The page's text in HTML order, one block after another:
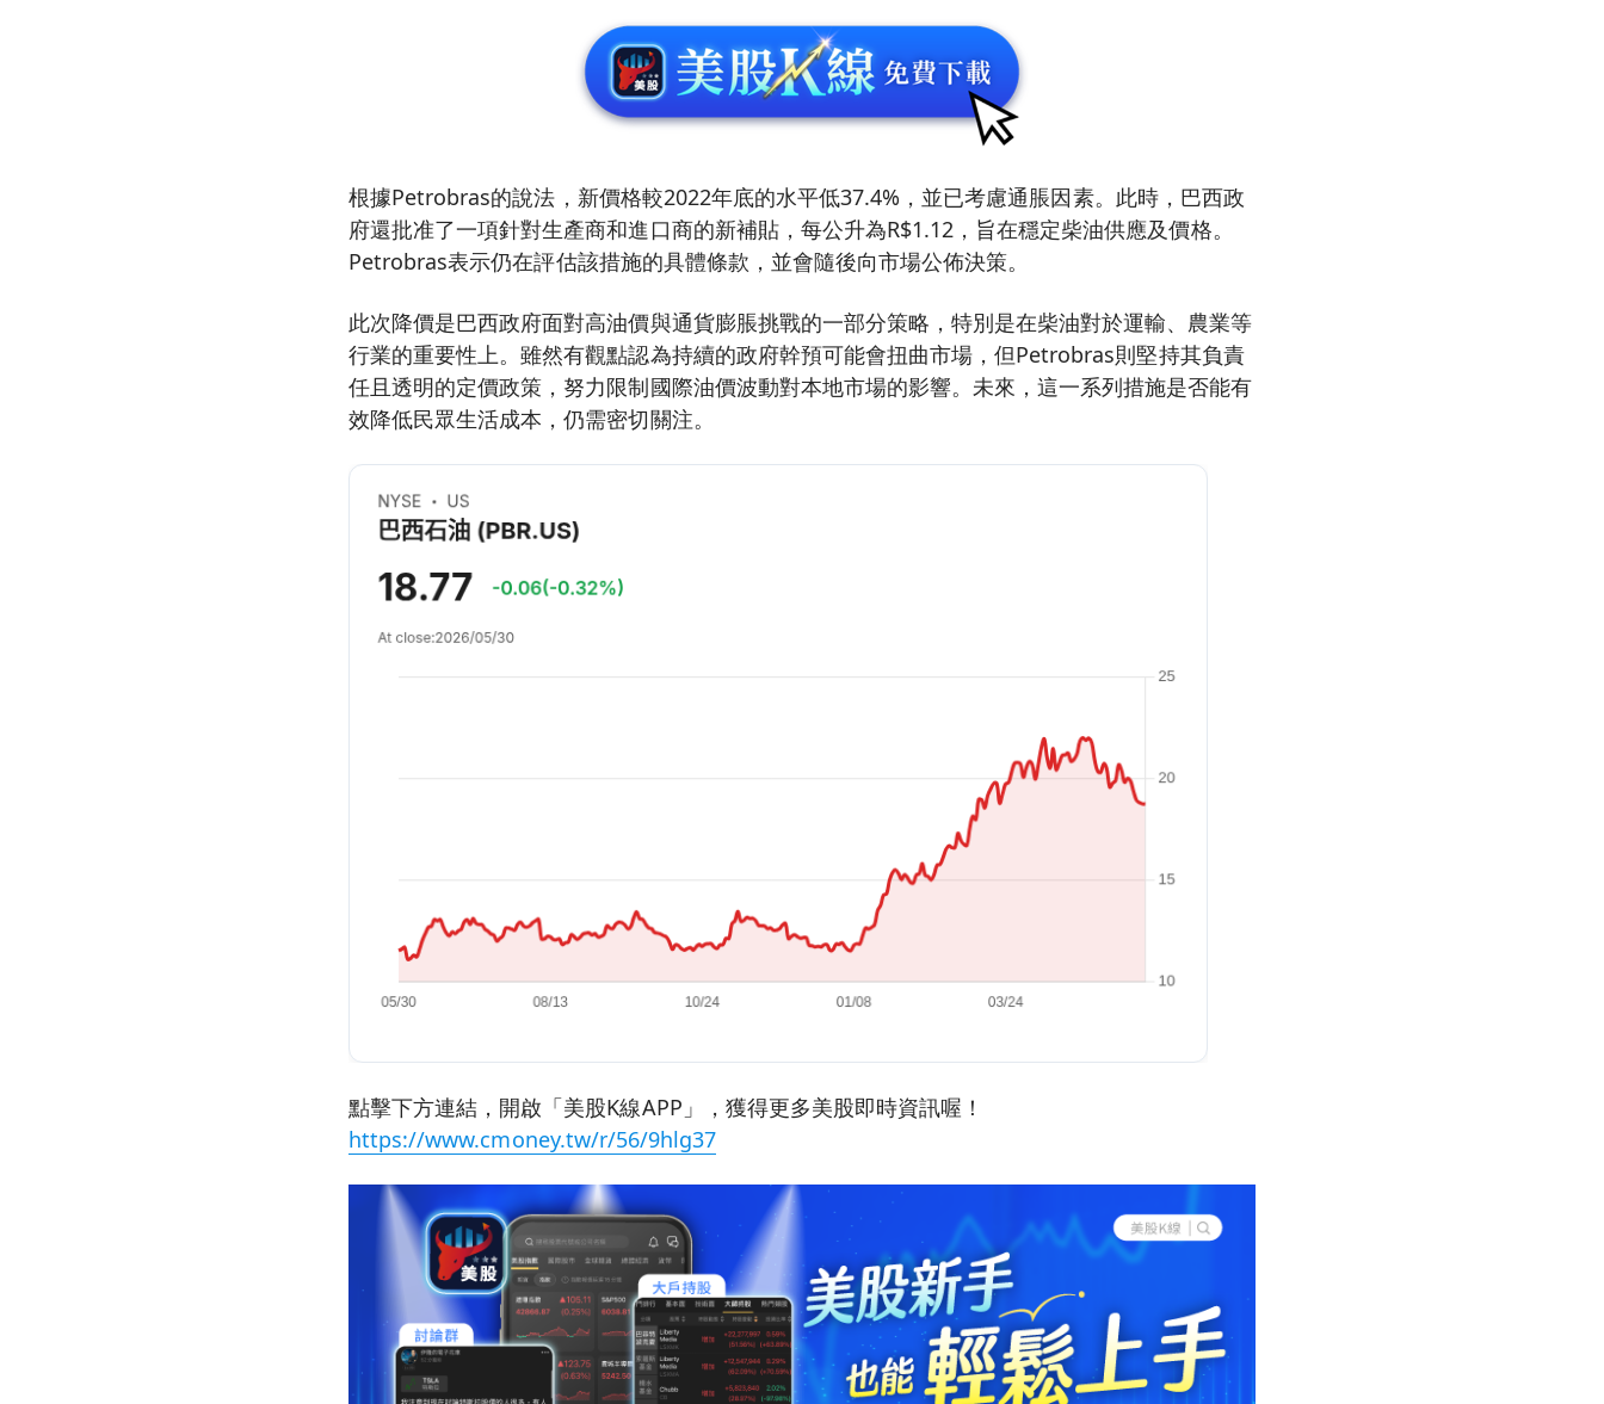
根據Petrobras的說法，新價格較2022年底的水平低37.4%，並已考慮通脹因素。此時，巴西政
府還批准了一項針對生產商和進口商的新補貼，每公升為R$1.12，旨在穩定柴油供應及價格。
Petrobras表示仍在評估該措施的具體條款，並會隨後向市場公佈決策。
此次降價是巴西政府面對高油價與通貨膨脹挑戰的一部分策略，特別是在柴油對於運輸、農業等
行業的重要性上。雖然有觀點認為持續的政府幹預可能會扭曲市場，但Petrobras則堅持其負責
任且透明的定價政策，努力限制國際油價波動對本地市場的影響。未來，這一系列措施是否能有
效降低民眾生活成本，仍需密切關注。
點擊下方連結，開啟「美股K線APP」，獲得更多美股即時資訊喔！
https://www.cmoney.tw/r/56/9hlg37